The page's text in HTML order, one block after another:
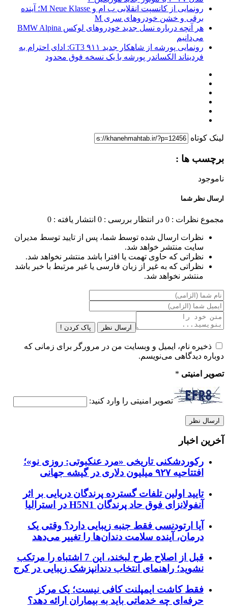
رونمایی از کانسپت انقلابی ب ام و M Neue Klasse؛ آینده
برقی و خشن خودروهای سری M
هر آنچه درباره نسل جدید خودروهای لوکس BMW Alpina
می‌دانیم
رونمایی پورشه از شاهکار جدید ۹۱۱ GT3: ادای احترام به
فردیناند الکساندر پورشه با یک نسخه فوق محدود
لینک کوتاه
برچسب ها :
ناموجود
ارسال نظر شما
مجموع نظرات : 0 در انتظار بررسی : 0 انتشار یافته : 0
نظرات ارسال شده توسط شما، پس از تایید توسط مدیران
سایت منتشر خواهد شد.
نظراتی که حاوی تهمت یا افترا باشد منتشر نخواهد شد.
نظراتی که به غیر از زبان فارسی یا غیر مرتبط با خبر باشد
منتشر نخواهد شد.
ارسال نظر پاک کردن !
ذخیره نام، ایمیل و وبسایت من در مرورگر برای زمانی که
دوباره دیدگاهی می‌نویسم.
تصویر امنیتی *
تصویر امنیتی را وارد کنید:
آخرین اخبار
رکوردشکنی تاریخی «مرد عنکبوتی: روزی نو»؛
افتتاحیه ۹۲۷ میلیون دلاری در گیشه جهانی
تایید اولین تلفات گسترده پرندگان دریایی بر اثر
آنفولانزای فوق حاد پرندگان H5N1 در استرالیا
آیا ارتودنسی فقط جنبه زیبایی دارد؟ وقتی یک
درمان، آینده سلامت دندان‌ها را تغییر می‌دهد
قبل از اصلاح طرح لبخند، این 7 اشتباه را مرتکب
نشوید؛ راهنمای انتخاب دندانپزشک زیبایی در کرج
فقط کاشت ایمپلنت کافی نیست؛ یک مرکز
حرفه‌ای چه خدماتی باید به بیماران ارائه دهد؟